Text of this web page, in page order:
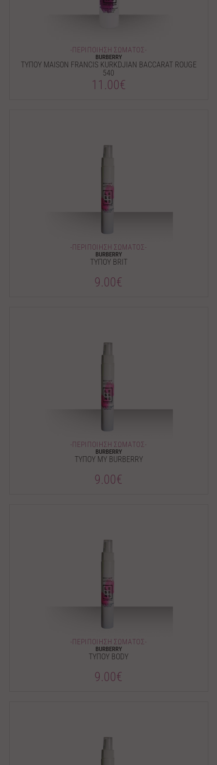
-ΠΕΡΙΠΟΙΗΣΗ ΣΩΜΑΤΟΣ-
BURBERRY
ΤΥΠΟΥ MAISON FRANCIS KURKDJIAN BACCARAT ROUGE
540
11.00€
-ΠΕΡΙΠΟΙΗΣΗ ΣΩΜΑΤΟΣ-
BURBERRY
ΤΥΠΟΥ BRIT
9.00€
-ΠΕΡΙΠΟΙΗΣΗ ΣΩΜΑΤΟΣ-
BURBERRY
ΤΥΠΟΥ MY BURBERRY
9.00€
-ΠΕΡΙΠΟΙΗΣΗ ΣΩΜΑΤΟΣ-
BURBERRY
ΤΥΠΟΥ BODY
9.00€